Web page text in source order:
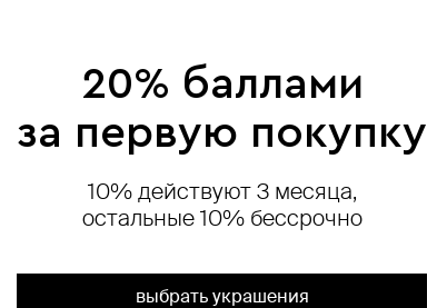
20% баллами
за первую покупку
10% действуют 3 месяца,
остальные 10% бессрочно
выбрать украшения